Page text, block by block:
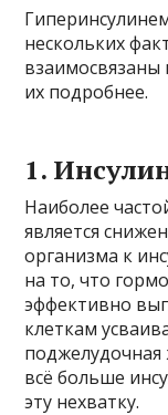
нескольких
их подробнее.
1.
Наиболее
является
организма к
на то, что
эффективно
клеткам
всё больше
эту нехватку.